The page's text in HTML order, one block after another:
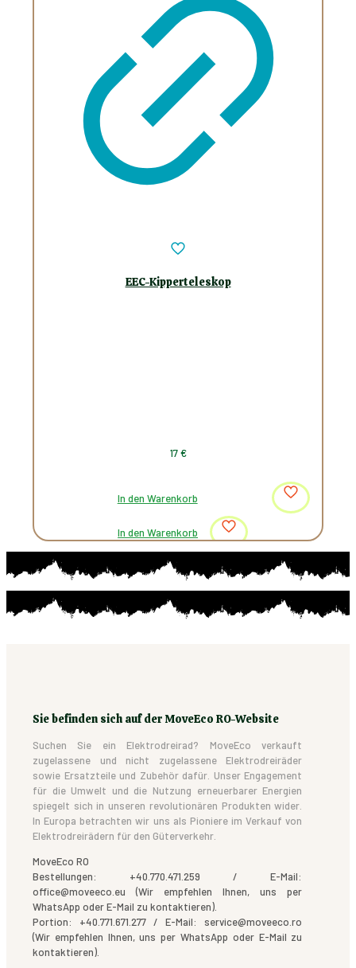
EEC-Kipperteleskop
17€
In den Warenkorb
In den Warenkorb
Sie befinden sich auf der MoveEco RO-Website
Suchen Sie ein Elektrodreirad? MoveEco verkauft
zugelassene und nicht zugelassene Elektrodreiräder
sowie Ersatzteile und Zubehör dafür. Unser Engagement
für die Umwelt und die Nutzung erneuerbarer Energien
spiegelt sich in unseren revolutionären Produkten wider.
In Europa betrachten wir uns als Pioniere im Verkauf von
Elektrodreirädern für den Güterverkehr.
MoveEco RO
Bestellungen: +40.770.471.259 / E-Mail:
office@moveeco.eu (Wir empfehlen Ihnen, uns per
WhatsApp oder E-Mail zu kontaktieren).
Portion: +40.771.671.277 / E-Mail: service@moveeco.ro
(Wir empfehlen Ihnen, uns per WhatsApp oder E-Mail zu
kontaktieren).